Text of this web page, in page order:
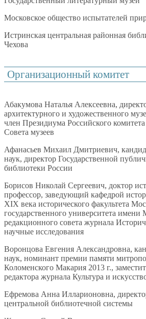
Московское общество испытателей
Истринская центральная районная
Чехова
Организационный комитет
Абакумова Наталья Алексеевна,
архитектурного и художественного
член Президиума Российского
Совета музеев
Афанасьев Михаил Дмитриевич,
наук, директор Государственной
библиотеки России
Борисов Николай Сергеевич, доктор
профессор, заведующий кафедрой
XIX века исторического факультета
государственного университета
редакционного совета журнала
научные исследования
Воронцова Евгения Александровна,
наук, номинант премии памяти
Коломенского Макария 2013 г.,
редактора журнала Культура и
Ефремова Анна Илларионовна,
центральной библиотечной системы